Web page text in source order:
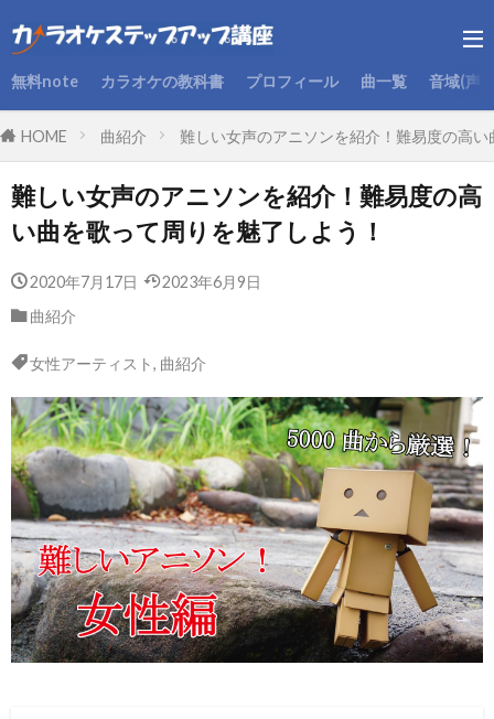
無料note カラオケの教科書 プロフィール 曲一覧 音域(声
HOME 曲紹介 難しい女声のアニソンを紹介！難易度の高
難しい女声のアニソンを紹介！難易度の高
い曲を歌って周りを魅了しよう！
2020年7月17日
2023年6月9日
曲紹介
女性アーティスト, 曲紹介